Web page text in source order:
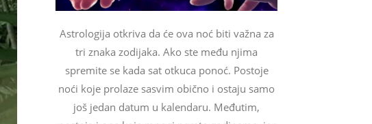
Astrologija otkriva da će ova noć biti važna za
tri znaka zodijaka. Ako ste među njima
spremite se kada sat otkuca ponoć. Postoje
noći koje prolaze sasvim obično i ostaju samo
još jedan datum u kalendaru. Međutim,